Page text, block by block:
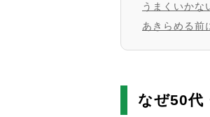
うまくいかな
あきらめる前
なぜ50代